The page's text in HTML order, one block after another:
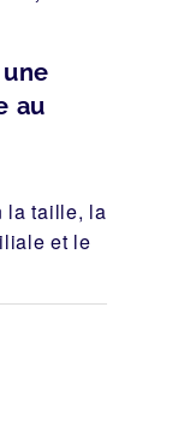
au
la taille, la
et le